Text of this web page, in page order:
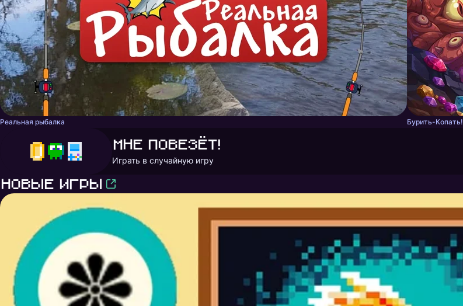
Реальная рыбалка Бурить-Копать!
Мне повезёт!
Играть в случайную игру
Новые игры